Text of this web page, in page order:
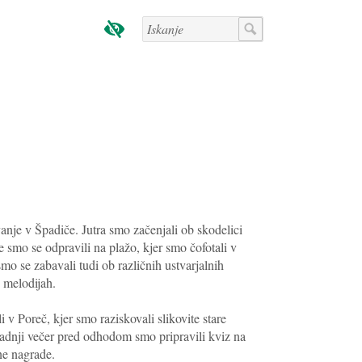
v Špadiče. Jutra smo začenjali ob skodelici
se odpravili na plažo, kjer smo čofotali v
se zabavali tudi ob različnih ustvarjalnih
Poreč, kjer smo raziskovali slikovite stare
večer pred odhodom smo pripravili kviz na
nagrade.